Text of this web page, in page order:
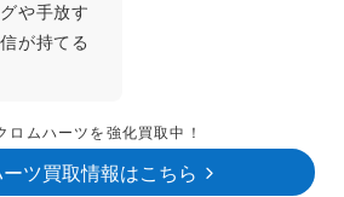
や手放す
が持てる
ロムハーツを強化買取中！
ツ買取情報はこちら